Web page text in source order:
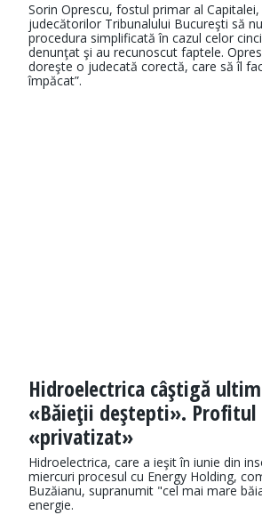
Sorin Oprescu, fostul primar al
judecătorilor Tribunalului Bucureşti să
procedura simplificată în cazul celor
denunţat şi au recunoscut faptele.
doreşte o judecată corectă, care să îl
împăcat”.
Hidroelectrica câştigă
«Băieţii deştepti». Profitul
«privatizat»
Hidroelectrica, care a ieşit în iunie din
miercuri procesul cu Energy Holding,
Buzăianu, supranumit "cel mai mare
energie.